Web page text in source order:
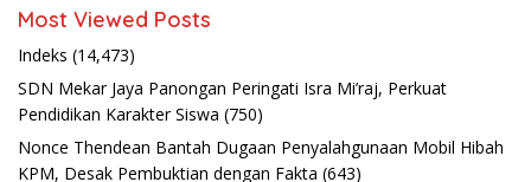
Most Viewed Posts
Indeks (14,473)
SDN Mekar Jaya Panongan Peringati Isra Mi’raj, Perkuat
Pendidikan Karakter Siswa (750)
Nonce Thendean Bantah Dugaan Penyalahgunaan Mobil Hibah
KPM, Desak Pembuktian dengan Fakta (643)